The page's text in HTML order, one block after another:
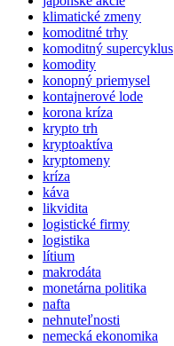
klimatické zmeny
komoditné trhy
komoditný supercyklus
komodity
konopný priemysel
kontajnerové lode
korona kríza
krypto trh
kryptoaktíva
kryptomeny
kríza
káva
likvidita
logistické firmy
logistika
lítium
makrodáta
monetárna politika
nafta
nehnuteľnosti
nemecká ekonomika